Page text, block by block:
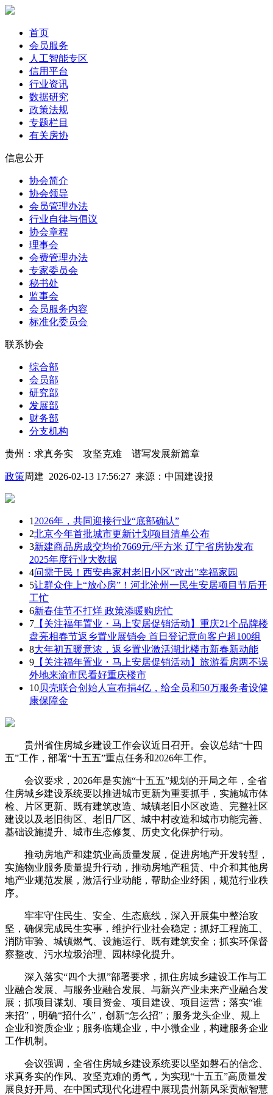
首页
会员服务
人工智能专区
信用平台
行业资讯
数据研究
政策法规
专题栏目
有关房协
信息公开
协会简介
协会领导
会员管理办法
行业自律与倡议
协会章程
理事会
会费管理办法
专家委员会
秘书处
监事会
会员服务内容
标准化委员会
联系协会
综合部
会员部
研究部
发展部
财务部
分支机构
贵州：求真务实 攻坚克难 谱写发展新篇章
政策周建 2026-02-13 17:56:27 来源： 中国建设报
1 2026年，共同迎接行业“底部确认”
2北京今年首批城市更新计划项目清单公布
3新建商品房成交均价7669元/平方米 辽宁省房协发布
2025年度行业大数据
4问需于民！西安冉家村老旧小区“改出”幸福家园
5让群众住上“放心房”！河北沧州一民生安居项目节后开
工忙
6新春佳节不打烊 政策添暖购房忙
7 【关注福年置业・马上安居促销活动】重庆21个品牌楼
盘亮相春节返乡置业展销会 首日登记意向客户超100组
8大年初五暖意浓，返乡置业激活湖北楼市新春新动能
9 【关注福年置业・马上安居促销活动】旅游看房两不误
外地来渝市民看好重庆楼市
10贝壳联合创始人宣布捐4亿，给全员和50万服务者设健
康保障金
贵州省住房城乡建设工作会议近日召开。会议总结“十四
五”工作，部署“十五五”重点任务和2026年工作。
会议要求，2026年是实施“十五五”规划的开局之年，全省
住房城乡建设系统要以推进城市更新为重要抓手，实施城市体
检、片区更新、既有建筑改造、城镇老旧小区改造、完整社区
建设以及老旧街区、老旧厂区、城中村改造和城市功能完善、
基础设施提升、城市生态修复、历史文化保护行动。
推动房地产和建筑业高质量发展，促进房地产开发转型，
实施物业服务质量提升行动，推动房地产租赁、中介和其他房
地产业规范发展，激活行业动能，帮助企业纾困，规范行业秩
序。
牢牢守住民生、安全、生态底线，深入开展集中整治攻
坚，确保完成民生实事，维护行业社会稳定；抓好工程施工、
消防审验、城镇燃气、设施运行、既有建筑安全；抓实环保督
察整改、污水垃圾治理、园林绿化提升。
深入落实“四个大抓”部署要求，抓住房城乡建设工作与工
业融合发展、与服务业融合发展、与新兴产业未来产业融合发
展；抓项目谋划、项目资金、项目建设、项目运营；落实“谁
来招”，明确“招什么”，创新“怎么招”；服务龙头企业、规上
企业和资质企业；服务临规企业，中小微企业，构建服务企业
工作机制。
会议强调，全省住房城乡建设系统要以坚如磐石的信念、
求真务实的作风、攻坚克难的勇气，为实现“十五五”高质量发
展良好开局、在中国式现代化进程中展现贵州新风采贡献智慧